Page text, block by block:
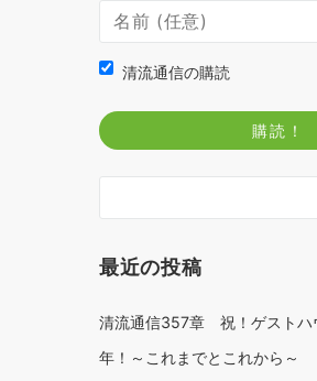
清流通信の購読
最近の投稿
清流通信357章 祝！ゲストハ
年！～これまでとこれから～